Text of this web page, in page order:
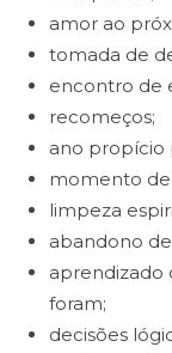
amor ao
tomada de
encontro de
recomeços;
ano propício
momento de
limpeza
abandono de
aprendizado
foram;
decisões